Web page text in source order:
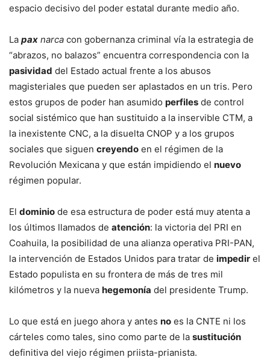
espacio decisivo del poder estatal durante medio año.
La pax narca con gobernanza criminal vía la estrategia de
“abrazos, no balazos” encuentra correspondencia con la
pasividad del Estado actual frente a los abusos
magisteriales que pueden ser aplastados en un tris. Pero
estos grupos de poder han asumido perfiles de control
social sistémico que han sustituido a la inservible CTM, a
la inexistente CNC, a la disuelta CNOP y a los grupos
sociales que siguen creyendo en el régimen de la
Revolución Mexicana y que están impidiendo el nuevo
régimen popular.
El dominio de esa estructura de poder está muy atenta a
los últimos llamados de atención: la victoria del PRI en
Coahuila, la posibilidad de una alianza operativa PRI-PAN,
la intervención de Estados Unidos para tratar de impedir el
Estado populista en su frontera de más de tres mil
kilómetros y la nueva hegemonía del presidente Trump.
Lo que está en juego ahora y antes no es la CNTE ni los
cárteles como tales, sino como parte de la sustitución
definitiva del viejo régimen priista-prianista.